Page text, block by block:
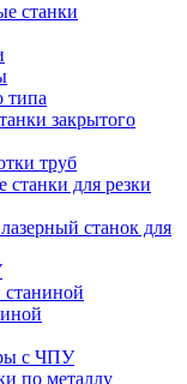
станки
типа
закрытого
труб
для резки
станок для
станиной
с ЧПУ
по металлу